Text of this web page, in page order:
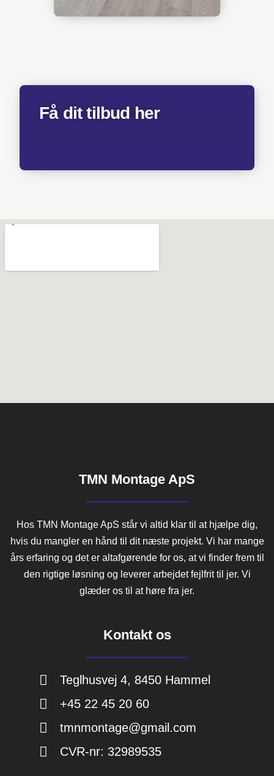
Få dit tilbud her
TMN Montage ApS
Hos TMN Montage ApS står vi altid klar til at hjælpe dig,
hvis du mangler en hånd til dit næste projekt. Vi har mange
års erfaring og det er altafgørende for os, at vi finder frem til
den rigtige løsning og leverer arbejdet fejlfrit til jer. Vi
glæder os til at høre fra jer.
Kontakt os
Teglhusvej 4, 8450 Hammel
+45 22 45 20 60
tmnmontage@gmail.com
CVR-nr: 32989535